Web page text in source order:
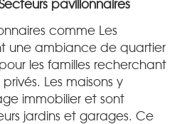
pavillonnaires
comme Les
une ambiance de quartier
les familles recherchant
Les maisons y
immobilier et sont
jardins et garages. Ce